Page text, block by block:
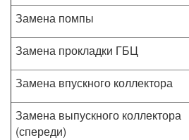
Замена помпы
Замена прокладки ГБЦ
Замена впускного коллектора
Замена выпускного коллектора
(спереди)